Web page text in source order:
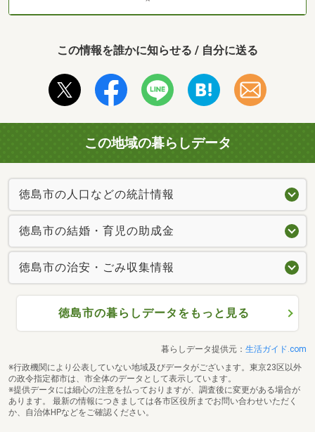
この情報を誰かに知らせる / 自分に送る
この地域の暮らしデータ
徳島市の人口などの統計情報
徳島市の結婚・育児の助成金
徳島市の治安・ごみ収集情報
徳島市の暮らしデータをもっと見る
暮らしデータ提供元： 生活ガイド.com
※行政機関により公表していない地域及びデータがございます。東京23区以外
の政令指定都市は、市全体のデータとして表示しています。
※提供データには細心の注意を払っておりますが、調査後に変更がある場合が
あります。 最新の情報につきましては各市区役所までお問い合わせいただく
か、自治体HPなどをご確認ください。